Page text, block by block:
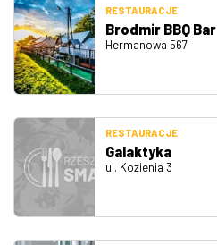
RESTAURACJE
Brodmir BBQ Bar
Hermanowa 567
RESTAURACJE
Galaktyka
ul. Kozienia 3